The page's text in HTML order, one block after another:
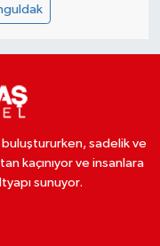
sadelik ve
kaçınıyor ve insanlara
sunuyor.